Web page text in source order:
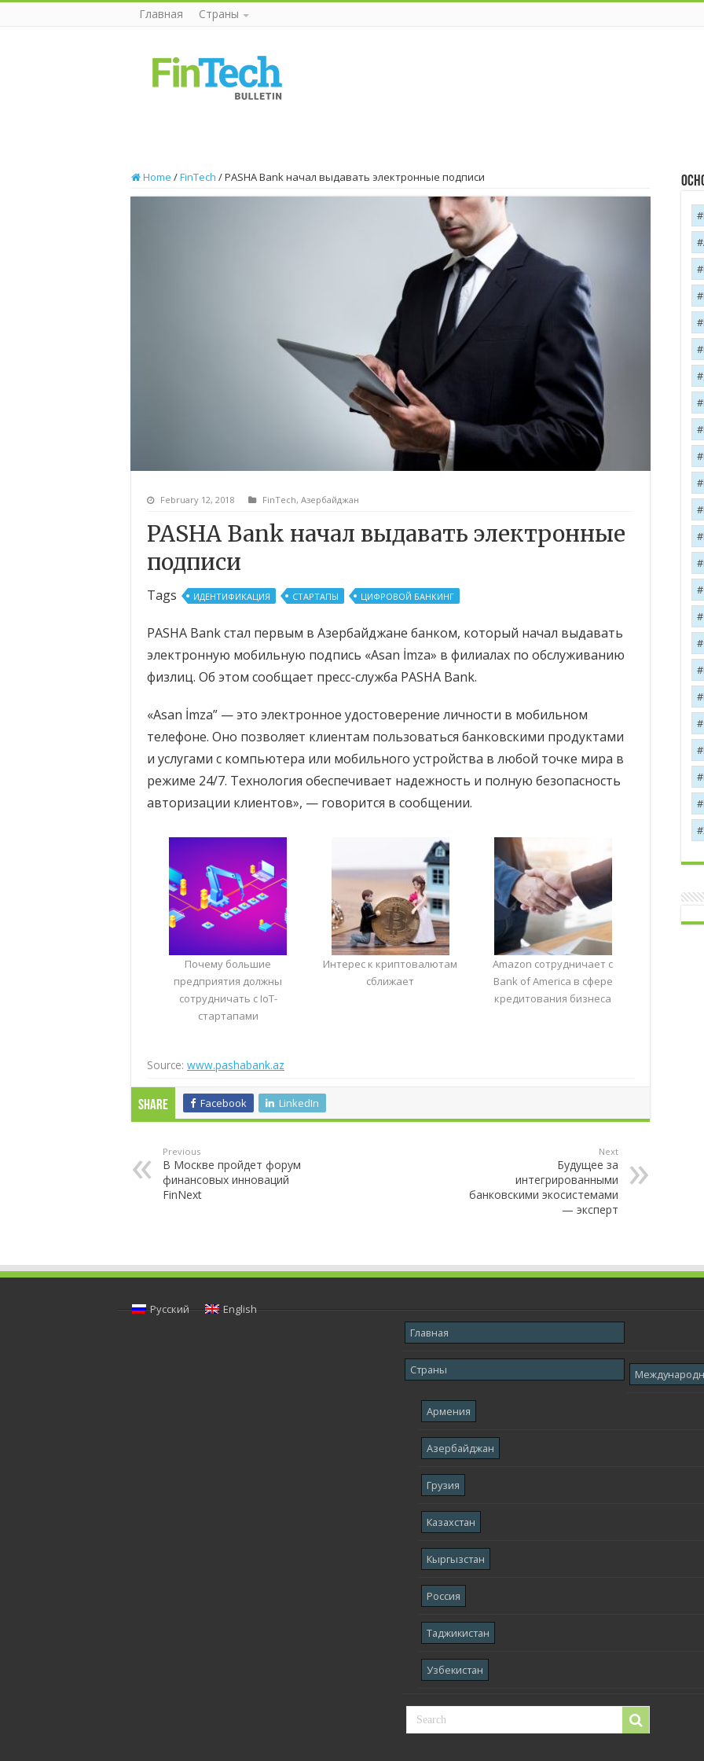
Главная Страны
Home /FinTech /PASHA Bank начал выдавать электронные подписи
February 12, 2018 FinTech, Азербайджан
PASHA Bank начал выдавать электронные
подписи
Tags ИДЕНТИФИКАЦИЯ СТАРТАПЫ ЦИФРОВОЙ БАНКИНГ
PASHA Bank стал первым в Азербайджане банком, который начал выдавать
электронную мобильную подпись «Asan İmza» в филиалах по обслуживанию
физлиц. Об этом сообщает пресс-служба PASHA Bank.
«Asan İmza” — это электронное удостоверение личности в мобильном
телефоне. Оно позволяет клиентам пользоваться банковскими продуктами
и услугами с компьютера или мобильного устройства в любой точке мира в
режиме 24/7. Технология обеспечивает надежность и полную безопасность
авторизации клиентов», — говорится в сообщении.
Почему большие
предприятия должны
сотрудничать с IoT-
стартапами
Интерес к криптовалютам
сближает
Amazon сотрудничает с
Bank of America в сфере
кредитования бизнеса
Source: www.pashabank.az
Share Facebook LinkedIn
Previous
В Москве пройдет форум
финансовых инноваций
FinNext
Next
Будущее за
интегрированными
банковскими экосистемами
— эксперт
Русский
English
Главная
Страны
Армения
Азербайджан
Грузия
Казахстан
Кыргызстан
Россия
Таджикистан
Узбекистан